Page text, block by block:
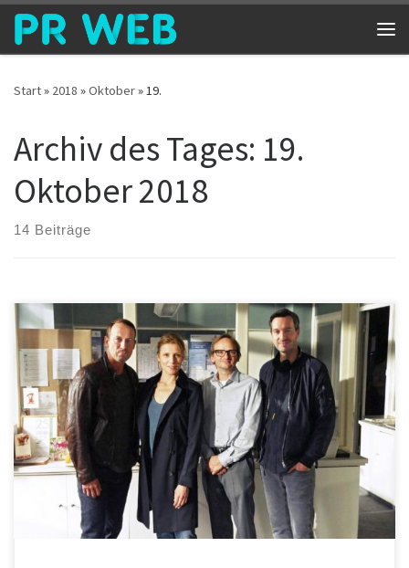
Zum Inhalt springen
Start» 2018 »Oktober»19.
Archiv des Tages: 19.
Oktober 2018
14 Beiträge
. B+S Logistik goes Tatort B+S liefert Kulisse für den neuen Tatort
aus Hamburg Schauspieler Wotan Wilke Möhring und Franziska
Weisz drehen in Hamburger B+S Halle In der Hamburger
Niederlassung Moorburger Bogen der B+S GmbH Logistik und
Dienstleistungen haben der NDR und die WÜSTE Film GmbH
actiongeladene Szenen zur neuen […]